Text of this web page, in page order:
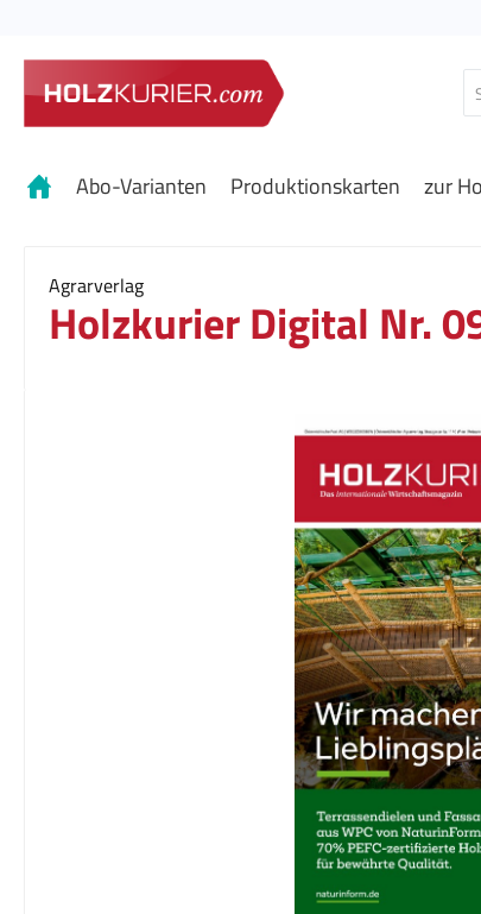
Abo-Varianten Produktionskarten zur
Agrarverlag
Holzkurier Digital Nr.